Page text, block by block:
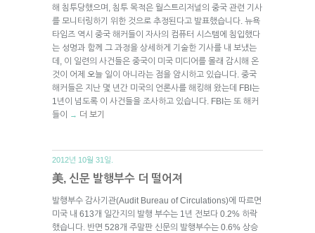
해 침투당했으며, 침투 목적은 월스트리저널의 중국 관련 기사
를 모니터링하기 위한 것으로 추정된다고 발표했습니다. 뉴욕
타임즈 역시 중국 해커들이 자사의 컴퓨터 시스템에 침입했다
는 성명과 함께 그 과정을 상세하게 기술한 기사를 내 보냈는
데, 이 일련의 사건들은 중국이 미국 미디어를 몰래 감시해 온
것이 어제 오늘 일이 아니라는 점을 암시하고 있습니다. 중국
해커들은 지난 몇 년간 미국의 언론사를 해킹해 왔는데 FBI는
1년이 넘도록 이 사건들을 조사하고 있습니다. FBI는 또 해커
들이
→ 더 보기
2012년 10월 31일.
美, 신문 발행부수 더 떨어져
발행부수 감사기관(Audit Bureau of Circulations)에 따르면
미국 내 613개 일간지의 발행 부수는 1년 전보다 0.2% 하락
했습니다. 반면 528개 주말판 신문의 발행부수는 0.6% 상승